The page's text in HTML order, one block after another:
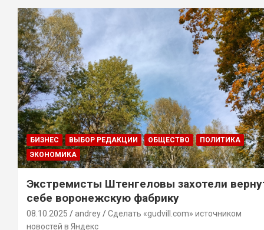
БИЗНЕС ВЫБОР РЕДАКЦИИ ОБЩЕСТВО
ПОЛИТИКА
ЭКОНОМИКА
Экстремисты Штенгеловы захотели
себе воронежскую фабрику
08.10.2025 andrey
Сделать «gudvill.com» источником
новостей в Яндекс